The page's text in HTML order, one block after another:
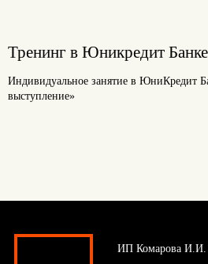
Тренинг в Юникредит Банке
Индивидуальное занятие в ЮниКредит
выступление»
ИП Комарова И.И.